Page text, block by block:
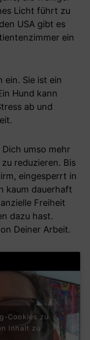
Licht führt zu
USA gibt es
ein
ein. Sie ist ein
Hund kann
ab und
umso mehr
reduzieren. Bis
eingesperrt in
kaum dauerhaft
Freiheit
dazu hast.
Deiner Arbeit.
Cookies zu
Inhalt zu